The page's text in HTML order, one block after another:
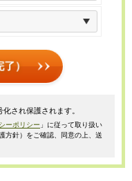
了）
され保護されます。
ーポリシー 」に従って取り扱い
方針）をご確認、同意の上、送